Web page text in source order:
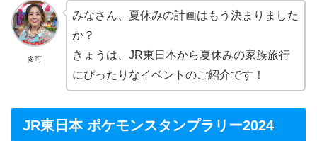
c
e
b
o
o
k
e
a
ck e
er
st
多可
みなさん、夏休みの計画はもう決まりました
か？
きょうは、JR東日本から夏休みの家族旅行
にぴったりなイベントのご紹介です！
JR東日本 ポケモンスタンプラリー2024